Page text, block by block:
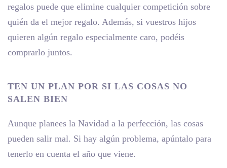
regalos puede que elimine cualquier competición sobre
quién da el mejor regalo. Además, si vuestros hijos
quieren algún regalo especialmente caro, podéis
comprarlo juntos.
TEN UN PLAN POR SI LAS COSAS NO
SALEN BIEN
Aunque planees la Navidad a la perfección, las cosas
pueden salir mal. Si hay algún problema, apúntalo para
tenerlo en cuenta el año que viene.